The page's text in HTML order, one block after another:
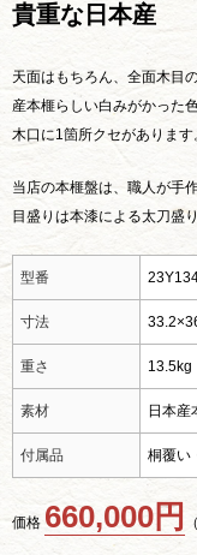
貴重な日本産
天面はもちろん、全面木目
産本榧らしい白みがかった
木口に1箇所クセがあります
当店の本榧盤は、職人が手
目盛りは本漆による太刀盛
型番
寸法
重さ 13.5kg
素材 日本産
付属品 桐覆い
価格 660,000円